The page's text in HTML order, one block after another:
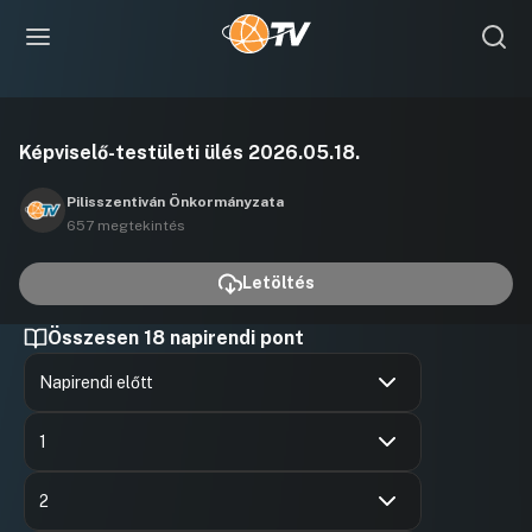
Képviselő-testületi ülés 2026.05.18.
Pilisszentiván Önkormányzata
657 megtekintés
Letöltés
Összesen 18 napirendi pont
Napirendi előtt
1
2